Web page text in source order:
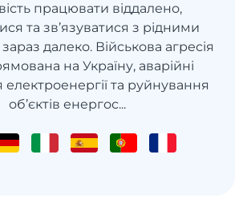
працювати віддалено,
та зв’язуватися з рідними
далеко. Військова агресія
на Україну, аварійні
та руйнування
об’єктів енергос...